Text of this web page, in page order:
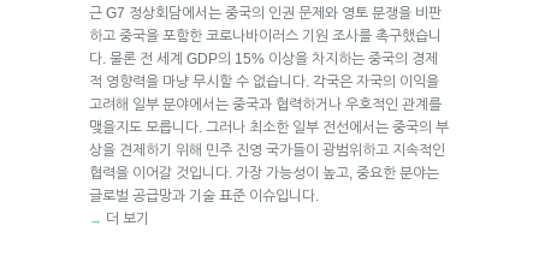
근 G7 정상회담에서는 중국의 인권 문제와 영토 분쟁을 비판
하고 중국을 포함한 코로나바이러스 기원 조사를 촉구했습니
다. 물론 전 세계 GDP의 15% 이상을 차지하는 중국의 경제
적 영향력을 마냥 무시할 수 없습니다. 각국은 자국의 이익을
고려해 일부 분야에서는 중국과 협력하거나 우호적인 관계를
맺을지도 모릅니다. 그러나 최소한 일부 전선에서는 중국의 부
상을 견제하기 위해 민주 진영 국가들이 광범위하고 지속적인
협력을 이어갈 것입니다. 가장 가능성이 높고, 중요한 분야는
글로벌 공급망과 기술 표준 이슈입니다.
→ 더 보기